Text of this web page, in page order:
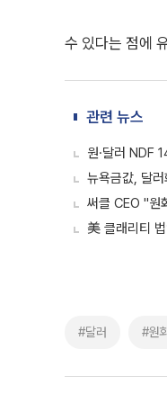
수 있다는 점에
관련 뉴스
원·달러 NDF
뉴욕금값, 달
써클 CEO "원
美 클래리티
#달러 #원